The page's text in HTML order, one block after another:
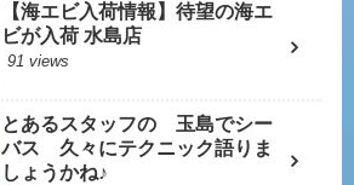
【海エビ入荷情報】待望の海エ
ビが入荷 水島店
91 views
とあるスタッフの 玉島でシー
バス 久々にテクニック語りま
しょうかね♪